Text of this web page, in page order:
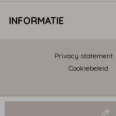
INFORMATIE
Privacy statement
Cookiebeleid